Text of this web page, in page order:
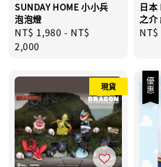
SUNDAY HOME 小小兵
泡泡燈
Regular
price
NT$ 1,980 - NT$
2,000
日本
之介
Sale
現貨 優惠